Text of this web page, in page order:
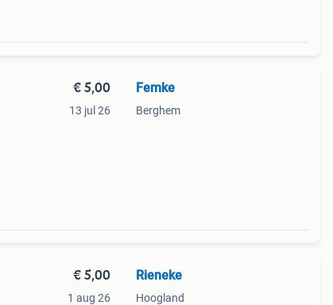
€ 5,00
13 jul 26
Femke
Berghem
€ 5,00
1 aug 26
Rieneke
Hoogland